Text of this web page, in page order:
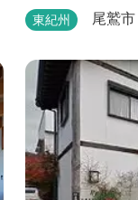
東紀州 尾鷲市